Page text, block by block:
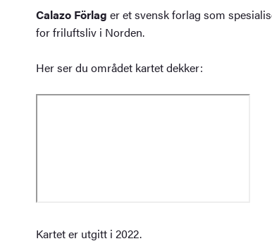
Calazo Förlag er et svensk forlag som
for friluftsliv i Norden.
Her ser du området kartet dekker:
Kartet er utgitt i 2022.